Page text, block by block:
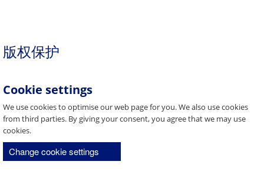
版权保护
Cookie settings
We use cookies to optimise our web page for you. We also use cookies
from third parties. By giving your consent, you agree that we may use
cookies.
Change cookie settings